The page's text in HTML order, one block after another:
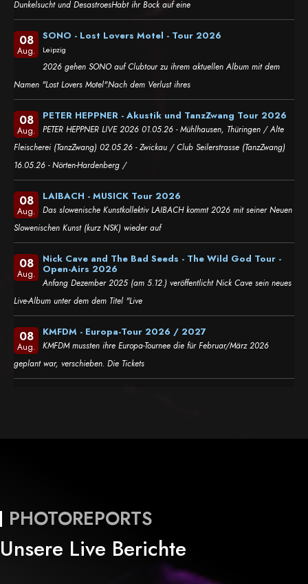
Dunkelsucht und DesastroesHabt ihr Bock auf eine
08
Aug.
SONO - Lost Lovers Motel - Tour 2026
Leipzig
2026 gehen SONO auf Clubtour zu ihrem aktuellen Album mit dem
Namen "Lost Lovers Motel".Nach dem Verlust ihres
08
Aug.
PETER HEPPNER - Akustik und TanzZwang Tour 2026
PETER HEPPNER LIVE 2026 01.05.26 - Mühlhausen, Thüringen / Alte
Fleischerei (TanzZwang) 02.05.26 - Zwickau / Club Seilerstrasse (TanzZwang)
16.05.26 - Nörten-Hardenberg /
08
Aug.
LAIBACH - MUSICK Tour 2026
Das slowenische Kunstkollektiv LAIBACH kommt 2026 mit seiner Neuen
Slowenischen Kunst (kurz NSK) wieder auf
08
Aug.
Nick Cave and The Bad Seeds - The Wild God Tour -
Open-Airs 2026
Anfang Dezember 2025 (am 5.12.) veröffentlicht Nick Cave sein neues
Live-Album unter dem dem Titel "Live
08
Aug.
KMFDM - Europa-Tour 2026 / 2027
KMFDM mussten ihre Europa-Tournee die für Februar/März 2026
geplant war, verschieben. Die Tickets
PHOTOREPORTS
Unsere Live Berichte